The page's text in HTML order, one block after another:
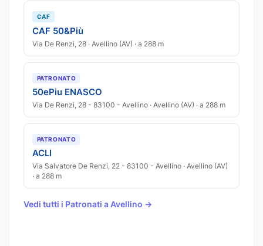
CAF
CAF 50&Più
Via De Renzi, 28 · Avellino (AV) · a 288 m
PATRONATO
50ePiu ENASCO
Via De Renzi, 28 - 83100 - Avellino · Avellino (AV) · a 288 m
PATRONATO
ACLI
Via Salvatore De Renzi, 22 - 83100 - Avellino · Avellino (AV)
· a 288 m
Vedi tutti i Patronati a Avellino →